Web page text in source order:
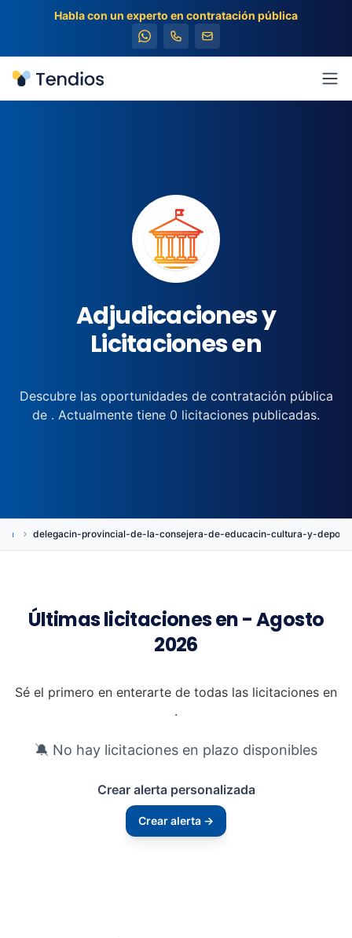
Habla con un experto en contratación pública
Tendios
Adjudicaciones y
Licitaciones en
Descubre las oportunidades de contratación pública
de . Actualmente tiene 0 licitaciones publicadas.
delegacin-provincial-de-la-consejera-de-educacin-cultura-y-
Últimas licitaciones en - Agosto
2026
Sé el primero en enterarte de todas las licitaciones en
.
🔕 No hay licitaciones en plazo disponibles
Crear alerta personalizada
Crear alerta →